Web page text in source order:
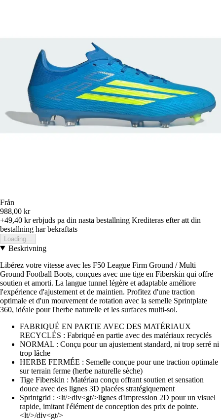
Från
988,00 kr
+49,40 krerbjuds pa din nasta bestallning Krediteras efter att din
bestallning har bekraftats
Loading...
Beskrivning
Libérez votre vitesse avec les F50 League Firm Ground / Multi
Ground Football Boots, conçues avec une tige en Fiberskin qui offre
soutien et amorti. La langue tunnel légère et adaptable améliore
l'expérience d'ajustement et de maintien. Profitez d'une traction
optimale et d'un mouvement de rotation avec la semelle Sprintplate
360, idéale pour l'herbe naturelle et les surfaces multi-sol.
FABRIQUÉ EN PARTIE AVEC DES MATÉRIAUX
RECYCLÉS : Fabriqué en partie avec des matériaux recyclés
NORMAL : Conçu pour un ajustement standard, ni trop serré ni
trop lâche
HERBE FERMÉE : Semelle conçue pour une traction optimale
sur terrain ferme (herbe naturelle sèche)
Tige Fiberskin : Matériau conçu offrant soutien et sensation
douce avec des lignes 3D placées stratégiquement
Sprintgrid : <lt/>div<gt/>lignes d'impression 2D pour un visuel
rapide, imitant l'élément de conception des prix de pointe.
<lt/>/div<gt/>